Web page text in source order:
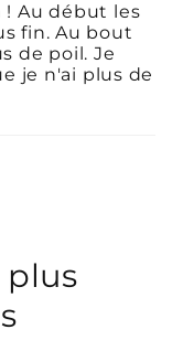
dès 3
Au début les
fin. Au bout
de poil. Je
je n'ai plus de
plus